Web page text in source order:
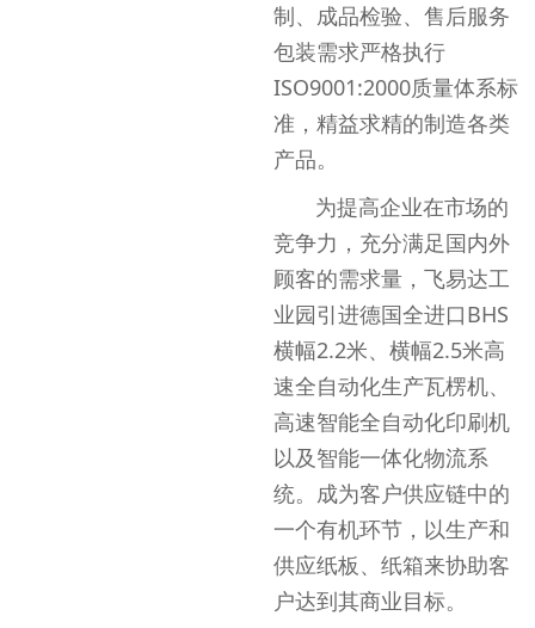
制、成品检验、售后服务
包装需求严格执行
ISO9001:2000质量体系标
准，精益求精的制造各类
产品。
为提高企业在市场的
竞争力，充分满足国内外
顾客的需求量，飞易达工
业园引进德国全进口BHS
横幅2.2米、横幅2.5米高
速全自动化生产瓦楞机、
高速智能全自动化印刷机
以及智能一体化物流系
统。成为客户供应链中的
一个有机环节，以生产和
供应纸板、纸箱来协助客
户达到其商业目标。